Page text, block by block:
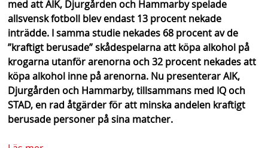
med att AIK, Djurgården och Hammarby spelade
allsvensk fotboll blev endast 13 procent nekade
inträdde. I samma studie nekades 68 procent av de
”kraftigt berusade” skådespelarna att köpa alkohol på
krogarna utanför arenorna och 32 procent nekades att
köpa alkohol inne på arenorna. Nu presenterar AIK,
Djurgården och Hammarby, tillsammans med IQ och
STAD, en rad åtgärder för att minska andelen kraftigt
berusade personer på sina matcher.